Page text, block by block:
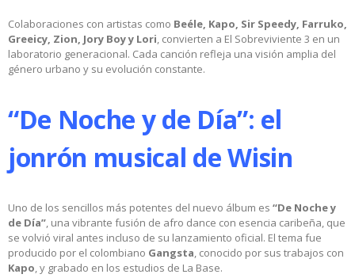
Colaboraciones con artistas como Beéle, Kapo, Sir Speedy, Farruko,
Greeicy, Zion, Jory Boy y Lori , convierten a El Sobreviviente 3 en un
laboratorio generacional. Cada canción refleja una visión amplia del
género urbano y su evolución constante.
“De Noche y de Día”: el
jonrón musical de Wisin
Uno de los sencillos más potentes del nuevo álbum es “De Noche y
de Día” , una vibrante fusión de afro dance con esencia caribeña, que
se volvió viral antes incluso de su lanzamiento oficial. El tema fue
producido por el colombiano Gangsta , conocido por sus trabajos con
Kapo , y grabado en los estudios de La Base.